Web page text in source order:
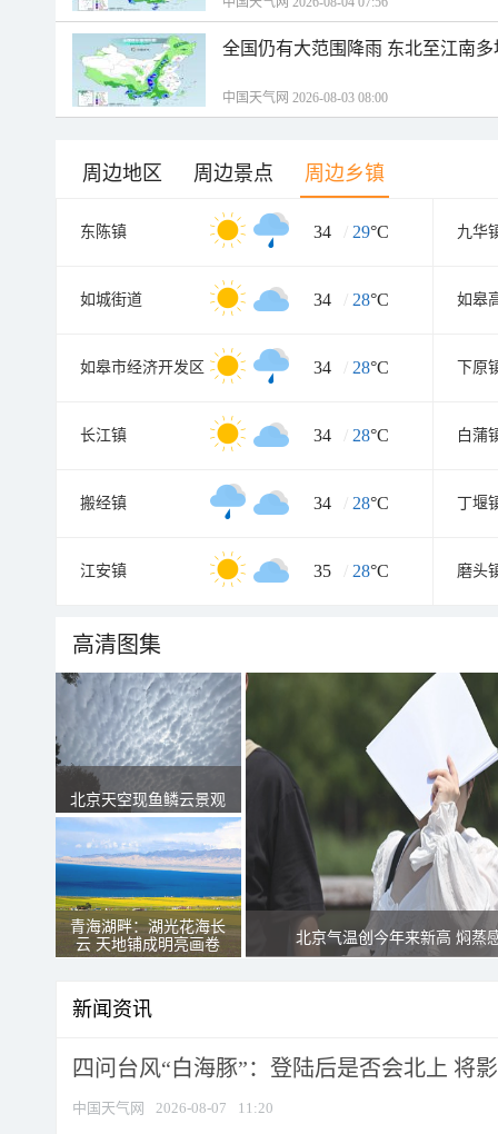
全国仍有大范围降雨 东北至江南
中国天气网 2026-08-03 08:00
周边地区 周边景点 周边乡镇
东陈镇 34 / 29°C 九华
如城街道 34 / 28°C
如皋市经济开发区 34 / 28°C 下原
长江镇 34 / 28°C 白蒲
搬经镇 34 / 28°C 丁堰
江安镇 35 / 28°C 磨头
高清图集
北京天空现鱼鳞云景观
青海湖畔：湖光花海长
云 天地铺成明亮画卷
北京气温创今年来新高 焖蒸
新闻资讯
四问台风“白海豚”：登陆后是否会北上 将
中国天气网 2026-08-07 11:20